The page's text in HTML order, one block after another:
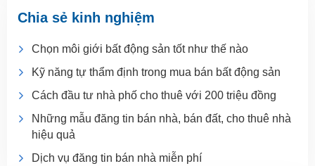
Chia sẻ kinh nghiệm
Chọn môi giới bất động sản tốt như thế nào
Kỹ năng tự thẩm định trong mua bán bất động sản
Cách đầu tư nhà phố cho thuê với 200 triệu đồng
Những mẫu đăng tin bán nhà, bán đất, cho thuê nhà
hiệu quả
Dịch vụ đăng tin bán nhà miễn phí